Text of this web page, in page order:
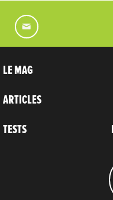
LE MAG
ARTICLES
TESTS